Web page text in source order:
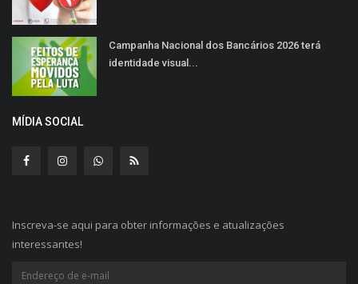
Campanha Nacional dos Bancários 2026 terá
identidade visual...
MÍDIA SOCIAL
Inscreva-se aqui para obter informações e atualizações
interessantes!